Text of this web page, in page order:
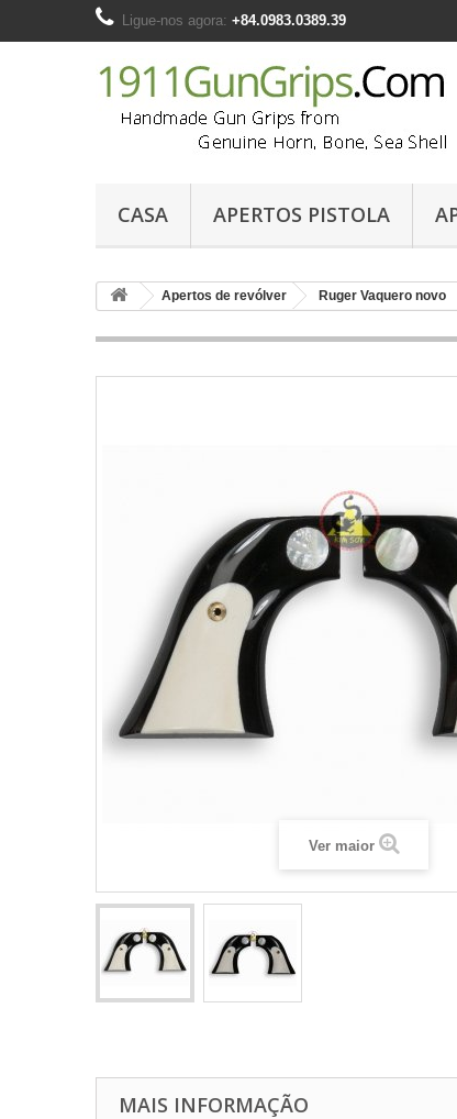
Ligue-nos agora: +84.0983.0389.39
CASA APERTOS PISTOLA
Apertos de revólver Ruger Vaquero novo
Ver maior
MAIS INFORMAÇÃO